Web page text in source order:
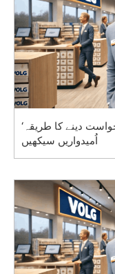
‘وولج’ میں کام کریں: ہیں کیسے درخواست دینے کا طریقہ
اُمیدواریں سیکھیں